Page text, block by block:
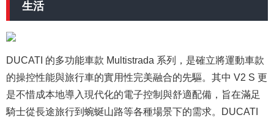
生活
DUCATI 的多功能車款 Multistrada 系列，是確立將運動車款
的操控性能與旅行車的實用性完美融合的先驅。其中 V2 S 更
是不惜成本地導入現代化的電子控制與舒適配備，旨在滿足
騎士從長途旅行到蜿蜒山路等各種場景下的需求。DUCATI